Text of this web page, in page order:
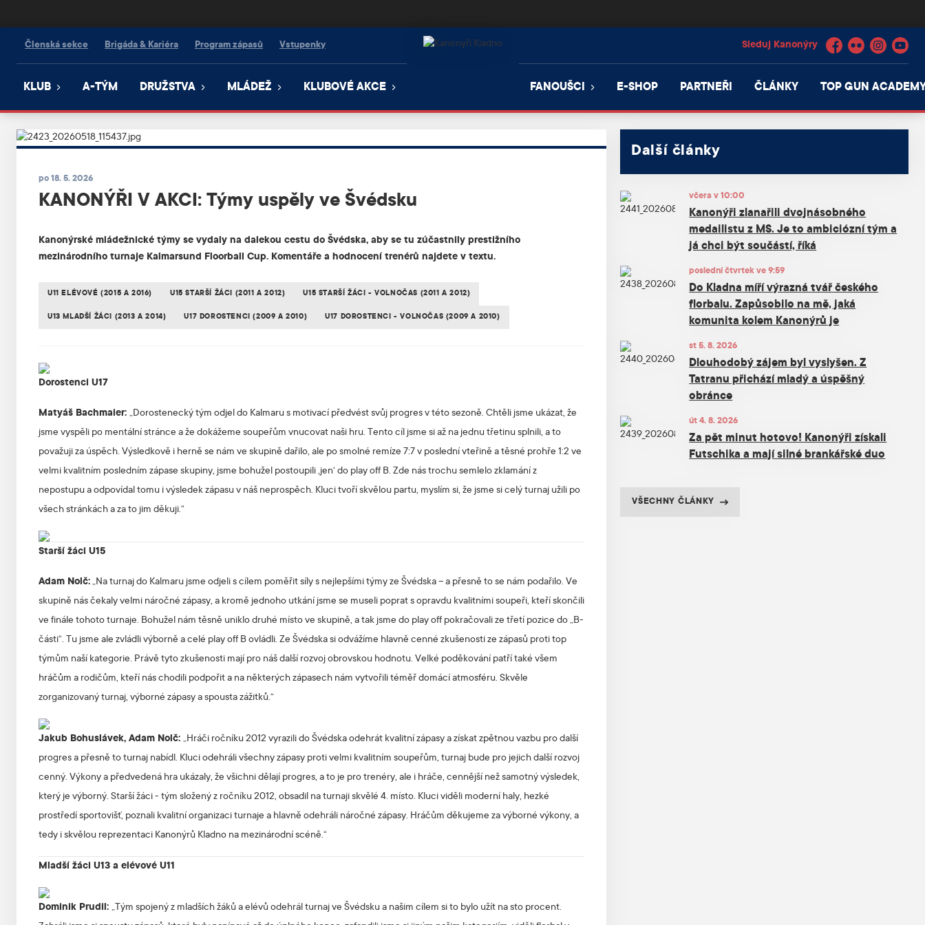
Členská sekce Brigáda & Kariéra Program zápasů Vstupenky
Facebook
Flickr InstagramYouTube
KLUB A-TÝM DRUŽSTVA MLÁDEŽ KLUBOVÉ AKCE FANOUŠCI E-SHOP PARTNEŘI ČLÁNKY TOP GUN
Další články
včera v 10:00
Kanonýři zlanařili dvojnásobného
medailistu z MS. Je to ambiciózní tým a
já chci být součástí, říká
poslední čtvrtek ve 9:59
Do Kladna míří výrazná tvář českého
florbalu. Zapůsobilo na mě, jaká
komunita kolem Kanonýrů je
st 5. 8. 2026
Dlouhodobý zájem byl vyslyšen. Z
Tatranu přichází mladý a úspěšný
obránce
út 4. 8. 2026
Za pět minut hotovo! Kanonýři získali
Futschika a mají silné brankářské duo
VŠECHNY ČLÁNKY
po 18. 5. 2026
KANONÝŘI V AKCI: Týmy uspěly ve Švédsku
Kanonýrské mládežnické týmy se vydaly na dalekou cestu do Švédska, aby se tu zúčastnily prestižního
mezinárodního turnaje Kalmarsund Floorball Cup. Komentáře a hodnocení trenérů najdete v textu.
U11 ELÉVOVÉ (2015 A 2016) U15 STARŠÍ ŽÁCI (2011 A 2012) U15 STARŠÍ ŽÁCI - VOLNOČAS (2011 A 2012)
U13 MLADŠÍ ŽÁCI (2013 A 2014) U17 DOROSTENCI (2009 A 2010) U17 DOROSTENCI - VOLNOČAS (2009 A 2010)
Dorostenci U17
Matyáš Bachmaier: „Dorostenecký tým odjel do Kalmaru s motivací předvést svůj progres v této sezoně. Chtěli jsme ukázat, že
jsme vyspěli po mentální stránce a že dokážeme soupeřům vnucovat naši hru. Tento cíl jsme si až na jednu třetinu splnili, a to
považuji za úspěch. Výsledkově i herně se nám ve skupině dařilo, ale po smolné remíze 7:7 v poslední vteřině a těsné prohře 1:2 ve
velmi kvalitním posledním zápase skupiny, jsme bohužel postoupili ‚jen‘ do play off B. Zde nás trochu semlelo zklamání z
nepostupu a odpovídal tomu i výsledek zápasu v náš neprospěch. Kluci tvoří skvělou partu, myslím si, že jsme si celý turnaj užili po
všech stránkách a za to jim děkuji.“
Starší žáci U15
Adam Nolč:„Na turnaj do Kalmaru jsme odjeli s cílem poměřit síly s nejlepšími týmy ze Švédska – a přesně to se nám podařilo. Ve
skupině nás čekaly velmi náročné zápasy, a kromě jednoho utkání jsme se museli poprat s opravdu kvalitními soupeři, kteří skončili
ve finále tohoto turnaje. Bohužel nám těsně uniklo druhé místo ve skupině, a tak jsme do play off pokračovali ze třetí pozice do „B-
části“. Tu jsme ale zvládli výborně a celé play off B ovládli. Ze Švédska si odvážíme hlavně cenné zkušenosti ze zápasů proti top
týmům naší kategorie. Právě tyto zkušenosti mají pro náš další rozvoj obrovskou hodnotu. Velké poděkování patří také všem
hráčům a rodičům, kteří nás chodili podpořit a na některých zápasech nám vytvořili téměř domácí atmosféru. Skvěle
zorganizovaný turnaj, výborné zápasy a spousta zážitků.“
Jakub Bohuslávek, Adam Nolč: „Hráči ročníku 2012 vyrazili do Švédska odehrát kvalitní zápasy a získat zpětnou vazbu pro další
progres a přesně to turnaj nabídl. Kluci odehráli všechny zápasy proti velmi kvalitním soupeřům, turnaj bude pro jejich další rozvoj
cenný. Výkony a předvedená hra ukázaly, že všichni dělají progres, a to je pro trenéry, ale i hráče, cennější než samotný výsledek,
který je výborný. Starší žáci - tým složený z ročníku 2012, obsadil na turnaji skvělé 4. místo. Kluci viděli moderní haly, hezké
prostředí sportovišť, poznali kvalitní organizaci turnaje a hlavně odehráli náročné zápasy. Hráčům děkujeme za výborné výkony, a
tedy i skvělou reprezentaci Kanonýrů Kladno na mezinárodní scéně.“
Mladší žáci U13 a elévové U11
Dominik Prudil: „Tým spojený z mladších žáků a elévů odehrál turnaj ve Švédsku a našim cílem si to bylo užít na sto procent.